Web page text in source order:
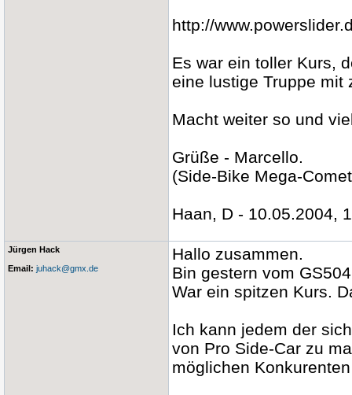
http://
Es war ein toller Kurs,
eine lustige Truppe mit
Macht weiter so und
Grüße - Marcello.
(Side-Bike Mega-
Haan, D - 10.05.2004,
Jürgen Hack
Email: juhack@gmx.de
Hallo zusammen.
Bin gestern vom
War ein spitzen Kurs.
Ich kann jedem der
von Pro Side-Car zu
möglichen